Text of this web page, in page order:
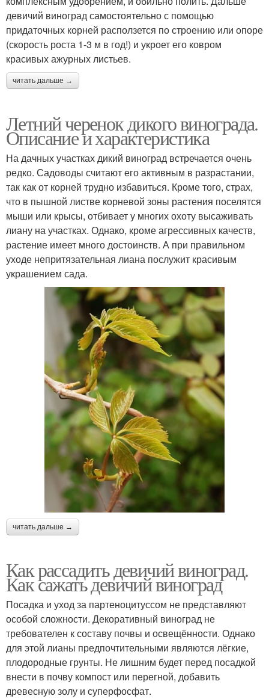
девичий виноград самостоятельно с помощью
придаточных корней расползется по строению или опоре
(скорость роста 1-3 м в год!) и укроет его ковром
красивых ажурных листьев.
читать дальше →
Летний черенок дикого винограда.
Описание и характеристика
На дачных участках дикий виноград встречается очень
редко. Садоводы считают его активным в разрастании,
так как от корней трудно избавиться. Кроме того, страх,
что в пышной листве корневой зоны растения поселятся
мыши или крысы, отбивает у многих охоту высаживать
лиану на участках. Однако, кроме агрессивных качеств,
растение имеет много достоинств. А при правильном
уходе непритязательная лиана послужит красивым
украшением сада.
читать дальше →
Как рассадить девичий виноград.
Как сажать девичий виноград
Посадка и уход за партеноцитуссом не представляют
особой сложности. Декоративный виноград не
требователен к составу почвы и освещённости. Однако
для этой лианы предпочтительными являются лёгкие,
плодородные грунты. Не лишним будет перед посадкой
внести в почву компост или перегной, добавить
древесную золу и суперфосфат.